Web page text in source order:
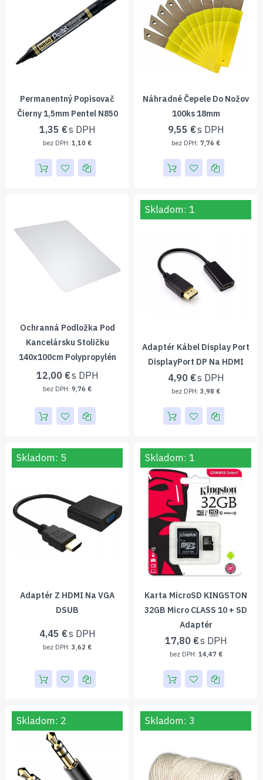
Permanentný Popisovač
Čierny 1,5mm Pentel N850
1,35 €
1,10 €
Náhradné Čepele Do Nožov
100ks 18mm
9,55 €
7,76 €
Ochranná Podložka Pod
Kancelársku Stoličku
140x100cm Polypropylén
12,00 €
9,76 €
Skladom: 1
Adaptér Kábel Display Port
DisplayPort DP Na HDMI
4,90 €
3,98 €
Skladom: 5
Adaptér Z HDMI Na VGA
DSUB
4,45 €
3,62 €
Skladom: 1
Karta MicroSD KINGSTON
32GB Micro CLASS 10 + SD
Adaptér
17,80 €
14,47 €
Skladom: 2 Skladom: 3